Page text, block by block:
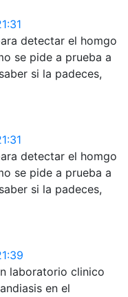
detectar el homgo
se pide a prueba a
si la padeces,
detectar el homgo
se pide a prueba a
si la padeces,
laboratorio clinico
en el